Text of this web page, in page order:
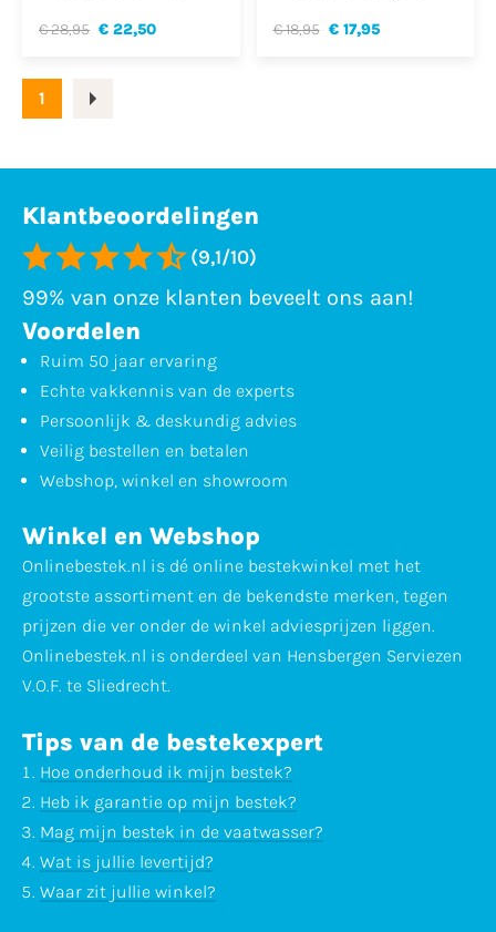
€ 28,95 € 22,50 € 18,95 € 17,95
1
Klantbeoordelingen
(9,1/10)
99% van onze klanten beveelt ons aan!
Voordelen
Ruim 50 jaar ervaring
Echte vakkennis van de experts
Persoonlijk & deskundig advies
Veilig bestellen en betalen
Webshop, winkel en showroom
Winkel en Webshop
Onlinebestek.nl is dé online bestekwinkel met het
grootste assortiment en de bekendste merken, tegen
prijzen die ver onder de winkel adviesprijzen liggen.
Onlinebestek.nl is onderdeel van Hensbergen Serviezen
V.O.F. te Sliedrecht.
Tips van de bestekexpert
Hoe onderhoud ik mijn bestek?
Heb ik garantie op mijn bestek?
Mag mijn bestek in de vaatwasser?
Wat is jullie levertijd?
Waar zit jullie winkel?